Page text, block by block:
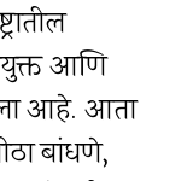
आणि
आहे. आता
बांधणे,